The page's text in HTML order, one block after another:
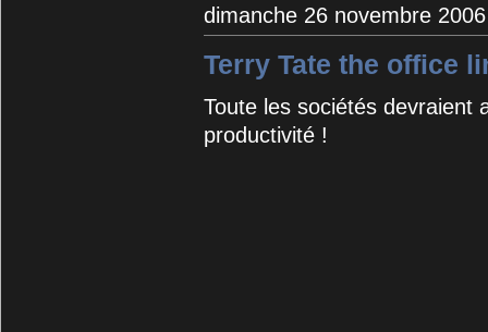
dimanche 26 novembre 2006
Terry Tate the office
Toute les sociétés devraient
productivité !